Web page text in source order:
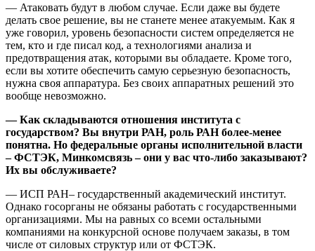
— Атаковать будут в любом случае. Если даже вы будете
делать свое решение, вы не станете менее атакуемым. Как я
уже говорил, уровень безопасности систем определяется не
тем, кто и где писал код, а технологиями анализа и
предотвращения атак, которыми вы обладаете. Кроме того,
если вы хотите обеспечить самую серьезную безопасность,
нужна своя аппаратура. Без своих аппаратных решений это
вообще невозможно.
— Как складываются отношения института с
государством? Вы внутри РАН, роль РАН более-менее
понятна. Но федеральные органы исполнительной власти
– ФСТЭК, Минкомсвязь – они у вас что-либо заказывают?
Их вы обслуживаете?
— ИСП РАН– государственный академический институт.
Однако госорганы не обязаны работать с государственными
организациями. Мы на равных со всеми остальными
компаниями на конкурсной основе получаем заказы, в том
числе от силовых структур или от ФСТЭК.